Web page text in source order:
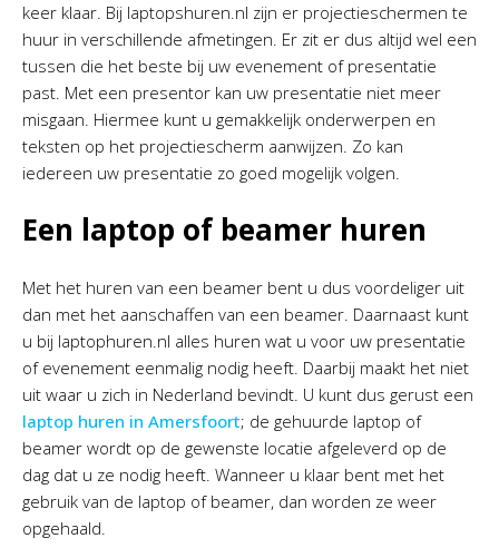
keer klaar. Bij laptopshuren.nl zijn er projectieschermen te
huur in verschillende afmetingen. Er zit er dus altijd wel een
tussen die het beste bij uw evenement of presentatie
past. Met een presentor kan uw presentatie niet meer
misgaan. Hiermee kunt u gemakkelijk onderwerpen en
teksten op het projectiescherm aanwijzen. Zo kan
iedereen uw presentatie zo goed mogelijk volgen.
Een laptop of beamer huren
Met het huren van een beamer bent u dus voordeliger uit
dan met het aanschaffen van een beamer. Daarnaast kunt
u bij laptophuren.nl alles huren wat u voor uw presentatie
of evenement eenmalig nodig heeft. Daarbij maakt het niet
uit waar u zich in Nederland bevindt. U kunt dus gerust een
laptop huren in Amersfoort; de gehuurde laptop of
beamer wordt op de gewenste locatie afgeleverd op de
dag dat u ze nodig heeft. Wanneer u klaar bent met het
gebruik van de laptop of beamer, dan worden ze weer
opgehaald.